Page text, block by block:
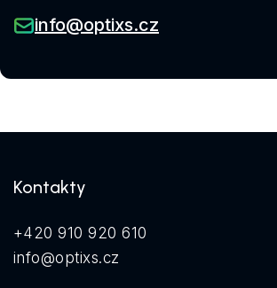
info@optixs.cz
Kontakty
+420 910 920 610
info@optixs.cz